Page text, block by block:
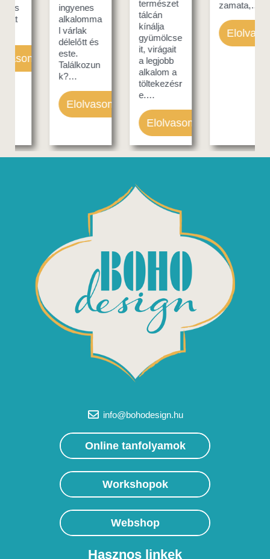
ingyenes
alkalomma
l várlak
délelőtt és
Találkozun
Elolvasom
természet
gyümölcse
it, virágait
a legjobb
alkalom a
töltekezésr
Elolvasom
zamata,…
Elolvasom
info@bohodesign.hu
Online tanfolyamok
Workshopok
Webshop
Hasznos linkek